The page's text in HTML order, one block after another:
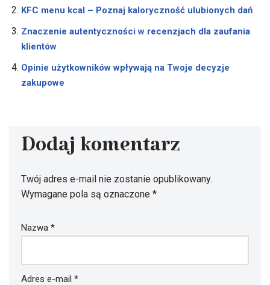
KFC menu kcal – Poznaj kaloryczność ulubionych dań
Znaczenie autentyczności w recenzjach dla zaufania
klientów
Opinie użytkowników wpływają na Twoje decyzje
zakupowe
Dodaj komentarz
Twój adres e-mail nie zostanie opublikowany.
Wymagane pola są oznaczone *
Nazwa *
Adres e-mail *